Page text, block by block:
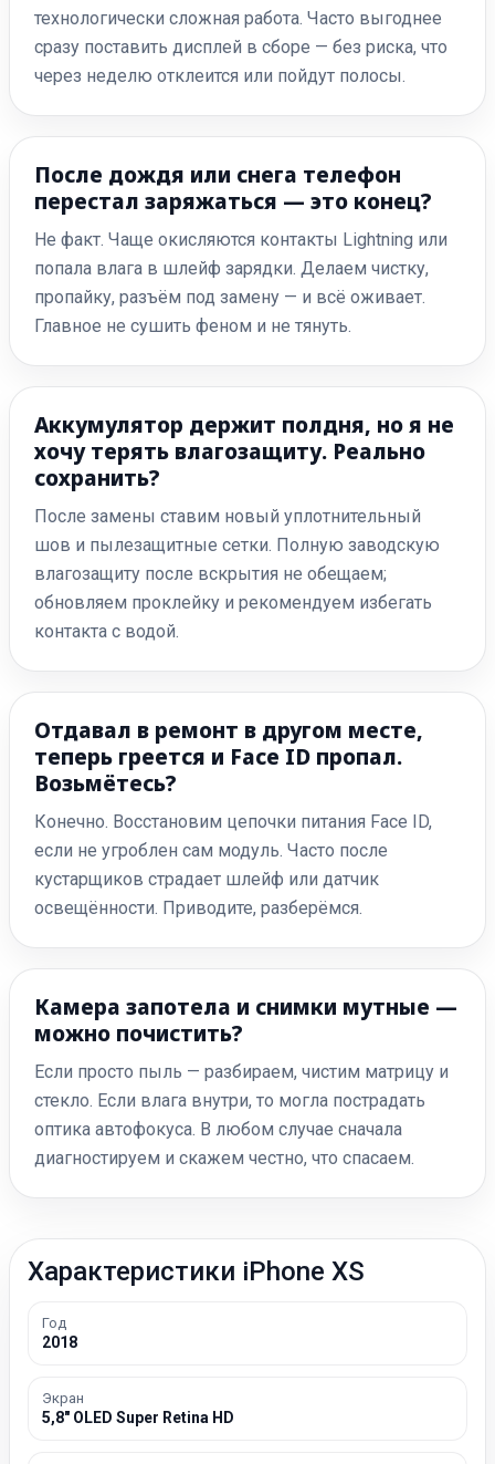
технологически сложная работа. Часто выгоднее
сразу поставить дисплей в сборе — без риска, что
через неделю отклеится или пойдут полосы.
После дождя или снега телефон
перестал заряжаться — это конец?
Не факт. Чаще окисляются контакты Lightning или
попала влага в шлейф зарядки. Делаем чистку,
пропайку, разъём под замену — и всё оживает.
Главное не сушить феном и не тянуть.
Аккумулятор держит полдня, но я не
хочу терять влагозащиту. Реально
сохранить?
После замены ставим новый уплотнительный
шов и пылезащитные сетки. Полную заводскую
влагозащиту после вскрытия не обещаем;
обновляем проклейку и рекомендуем избегать
контакта с водой.
Отдавал в ремонт в другом месте,
теперь греется и Face ID пропал.
Возьмётесь?
Конечно. Восстановим цепочки питания Face ID,
если не угроблен сам модуль. Часто после
кустарщиков страдает шлейф или датчик
освещённости. Приводите, разберёмся.
Камера запотела и снимки мутные —
можно почистить?
Если просто пыль — разбираем, чистим матрицу и
стекло. Если влага внутри, то могла пострадать
оптика автофокуса. В любом случае сначала
диагностируем и скажем честно, что спасаем.
Характеристики iPhone XS
Год
2018
Экран
5,8″ OLED Super Retina HD